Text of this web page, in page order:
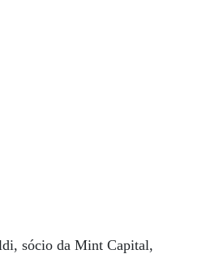
sócio da Mint Capital,